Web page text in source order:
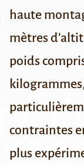
haute
mètres
poids
contraintes
plus